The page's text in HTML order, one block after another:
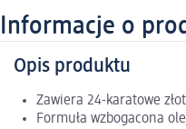
Informacje o
Opis produktu
Zawiera 24-karatowe
Formuła wzbogacona